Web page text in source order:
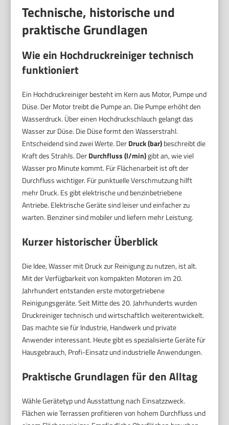
Technische, historische und
praktische Grundlagen
Wie ein Hochdruckreiniger technisch
funktioniert
Ein Hochdruckreiniger besteht im Kern aus Motor, Pumpe und
Düse. Der Motor treibt die Pumpe an. Die Pumpe erhöht den
Wasserdruck. Über einen Hochdruckschlauch gelangt das
Wasser zur Düse. Die Düse formt den Wasserstrahl.
Entscheidend sind zwei Werte. DerDruck (bar)beschreibt die
Kraft des Strahls. DerDurchfluss (l/min)gibt an, wie viel
Wasser pro Minute kommt. Für Flächenarbeit ist oft der
Durchfluss wichtiger. Für punktuelle Verschmutzung hilft
mehr Druck. Es gibt elektrische und benzinbetriebene
Antriebe. Elektrische Geräte sind leiser und einfacher zu
warten. Benziner sind mobiler und liefern mehr Leistung.
Kurzer historischer Überblick
Die Idee, Wasser mit Druck zur Reinigung zu nutzen, ist alt.
Mit der Verfügbarkeit von kompakten Motoren im 20.
Jahrhundert entstanden erste motorgetriebene
Reinigungsgeräte. Seit Mitte des 20. Jahrhunderts wurden
Druckreiniger technisch und wirtschaftlich weiterentwickelt.
Das machte sie für Industrie, Handwerk und private
Anwender interessant. Heute gibt es spezialisierte Geräte für
Hausgebrauch, Profi-Einsatz und industrielle Anwendungen.
Praktische Grundlagen für den Alltag
Wähle Gerätetyp und Ausstattung nach Einsatzzweck.
Flächen wie Terrassen profitieren von hohem Durchfluss und